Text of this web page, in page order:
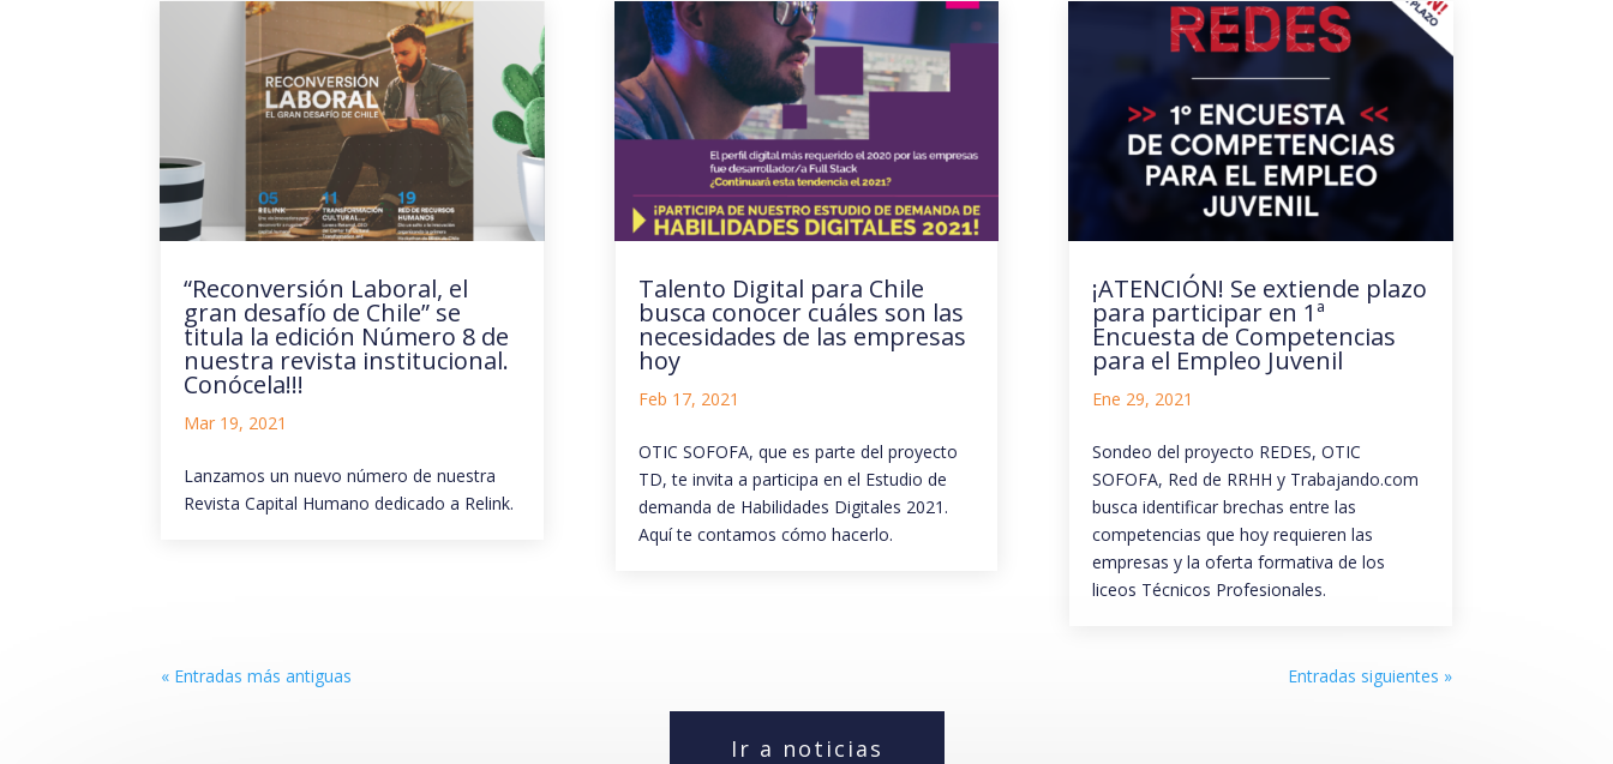
“Reconversión Laboral, el
gran desafío de Chile” se
titula la edición Número 8 de
nuestra revista institucional.
Conócela!!!
Mar 19, 2021
Lanzamos un nuevo número de nuestra
Revista Capital Humano dedicado a Relink.
Talento Digital para Chile
busca conocer cuáles son las
necesidades de las empresas
hoy
Feb 17, 2021
OTIC SOFOFA, que es parte del proyecto
TD, te invita a participa en el Estudio de
demanda de Habilidades Digitales 2021.
Aquí te contamos cómo hacerlo.
¡ATENCIÓN! Se extiende plazo
para participar en 1ª
Encuesta de Competencias
para el Empleo Juvenil
Ene 29, 2021
Sondeo del proyecto REDES, OTIC
SOFOFA, Red de RRHH y Trabajando.com
busca identificar brechas entre las
competencias que hoy requieren las
empresas y la oferta formativa de los
liceos Técnicos Profesionales.
« Entradas más antiguas Entradas siguientes »
Ir a noticias